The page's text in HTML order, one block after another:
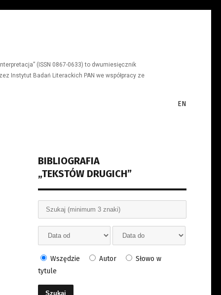
(ISSN 0867-0633) to dwumiesięcznik
Instytut Badań Literackich PAN we współpracy ze
EN
BIBLIOGRAFIA
„TEKSTÓW DRUGICH”
Wszędzie Autor
Słowo w
tytule